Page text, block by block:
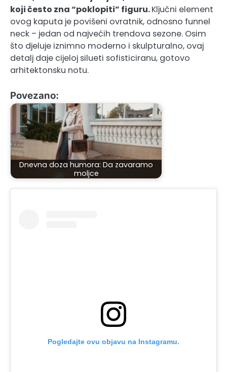
koji često zna “poklopiti” figuru.Ključni element
ovog kaputa je povišeni ovratnik, odnosno funnel
neck – jedan od najvećih trendova sezone. Osim
što djeluje iznimno moderno i skulpturalno, ovaj
detalj daje cijeloj silueti sofisticiranu, gotovo
arhitektonsku notu.
Povezano:
Dnevna doza humora: Da zavaramo
moljce
Pogledajte ovu objavu na Instagramu.